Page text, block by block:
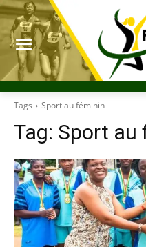
Tags Sport au féminin
Tag: Sport au